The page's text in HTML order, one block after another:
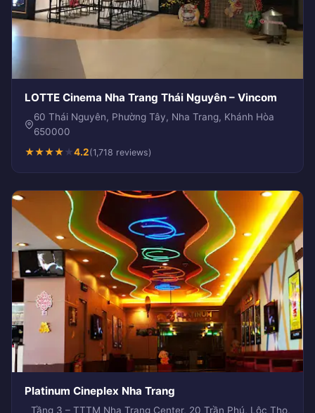
LOTTE Cinema Nha Trang Thái Nguyên – Vincom
60 Thái Nguyên, Phường Tây, Nha Trang, Khánh Hòa
650000
★★★★★4.2(1,718 reviews)
Platinum Cineplex Nha Trang
Tầng 3 – TTTM Nha Trang Center, 20 Trần Phú, Lộc Thọ,